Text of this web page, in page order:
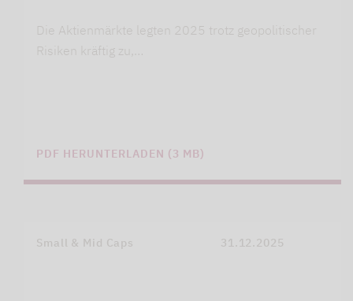
Die Aktienmärkte legten 2025 trotz geopolitischer
Risiken kräftig zu,…
PDF HERUNTERLADEN (3 MB)
Small & Mid Caps 31.12.2025